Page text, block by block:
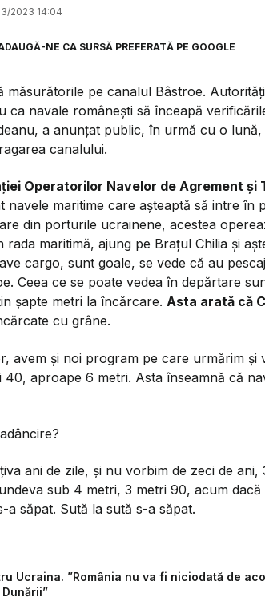
2023 14:04
NE CA SURSĂ PREFERATĂ PE GOOGLE
măsurătorile pe canalul Bâstroe.
navale românești să înceapă
a anunțat public, în urmă cu o lună,
canalului.
Operatorilor Navelor de Agrement și
navele maritime care așteaptă să intre în
din porturile ucrainene, acestea
maritimă, ajung pe Brațul Chilia și
cargo, sunt goale, se vede că au
Ceea ce se poate vedea în depărtare
șapte metri la încărcare. Asta arată că
cu grâne.
avem și noi program pe care urmărim și
aproape 6 metri. Asta înseamnă că
ani de zile, și nu vorbim de zeci de
sub 4 metri, 3 metri 90, acum dacă
a săpat. Sută la sută s-a săpat.
Ucraina. ”România nu va fi niciodată de